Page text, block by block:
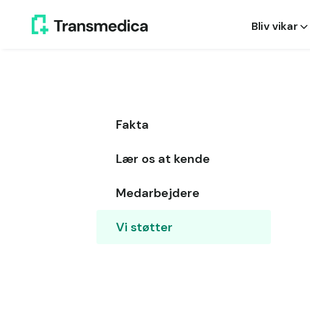
Bliv vikar
Fakta
Lær os at kende
Medarbejdere
Vi støtter